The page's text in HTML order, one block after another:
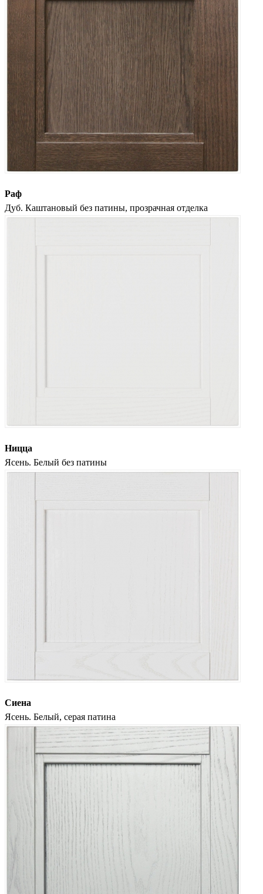
Раф
Дуб. Каштановый без патины, прозрачная отделка
Ницца
Ясень. Белый без патины
Сиена
Ясень. Белый, серая патина